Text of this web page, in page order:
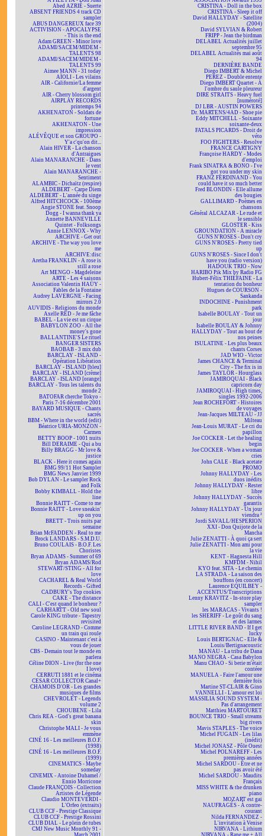
Abed AZRIÉ - Suerte
ABSENT FRIENDS 4 track CD
sampler
ABUS DANGEREUX face 39
ACTIVISION - APOCALYPSE
- This is the end
Adam GREEN - Minor love
ADAMI/SACEM/MIDEM -
TALENTS 98
ADAMI/SACEM/MIDEM -
TALENTS 99
Aimee MANN - 31 today
AÏOLI - Les vilains
AIR - Californie/La femme
d'argent
AIR - Cherry blossom girl
AIRPLAY RECORDS
printemps 94
AKHENATON - Soldats de
fortune
AKHENATON - Une
impression
ALÉVÊQUE et son GROUPO -
Y'a c'qu'on dit...
Alain HIVER - La chanson
d'Antraigues
Alain MANARANCHE - Dans
le vent
Alain MANARANCHE -
Sentiment
ALAMBIC - Dichaïtz (respire)
ALDEBERT - Carpe Diem
ALDEBERT - L'année du singe
Alfred HITCHCOCK - 100ème
Angie STONE feat. Snoop
Dogg - I wanna thank ya
Annette BANNEVILLE
Quintet - Folksongs
Annie LENNOX - Why
ARCHIVE - Get out
ARCHIVE - The way you love
me
ARCHIVE:disc
Aretha FRANKLIN - A rose is
still a rose
Art MENGO - Magdeleine
ARTE - Les 4 saisons
Association Valentin HAÜY -
Fables de la Fontaine
Audrey LAVERGNE - Facing
mirrors 2.0
AUVIDIS - Religions du monde
Axelle RED - Je me fâche
BABEL - La vie est un cirque
BABYLON ZOO - All the
money's gone
BALLANTINE'S Le rituel
BANGER SISTERS
BAOBAB - 3 mix dub
BARCLAY - ISLAND -
Opération Libération
BARCLAY - ISLAND [bleu]
BARCLAY - ISLAND [crème]
BARCLAY - ISLAND [orange]
BARCLAY - Tous les talents du
monde 2
BATOFAR cherche Tokyo -
Paris 7-16 décembre 2001
BAYARD MUSIQUE - Chants
sacrés
BBM - Where in the world (edit)
Béatrice URIA-MONZON -
Carmen
BETTY BOOP - 1001 nuits
Bill DERAIME - Qui a bu
Billy BRAGG - Mr love &
justice
BLACK - Here it comes again
BMG 99/11 Hot Sampler
BMG News Janvier 1999
Bob DYLAN - Le sampler Rock
and Folk
Bobby KIMBALL - Hold the
line
Bonnie RAITT - Come to me
Bonnie RAITT - Love sneakin'
up on you
BRETT - Trois nuits par
semaine
Brian McFADDEN - Real to me
Brock LANDARS - S.M.D.U.
Bruno COULAIS - B.O.F. Les
Choristes
Bryan ADAMS - Summer of 69
Bryan ADAMS/Rod
STEWART/STING - All for
love
CACHAREL & Real World
Records - Gifted
CADBURY's Top cookies
CAKE - The distance
CALI - C'est quand le bonheur ?
CARHARTT - Old new soul
Carole KING tribute - Tapestry
revisited
Caroline LEGRAND - Comme
un train qui roule
CASINO - Maintenant c'est à
vous de jouer
CBS - Demain tout le monde en
parlera
Céline DION - Live (for the one
I love)
CERRUTI 1881 et le cinéma
CESAR COLLECTOR Canal+
CHAMOIS D'OR - Les grandes
musiques de films
CHEVROLET - Legends
volume 2
CHOUBENE - Lila
Chris REA - God's great banana
skin
Christophe MALI - Je vous
emmène
CINÉ 16 - Les meilleures B.O.F.
(1998)
CINÉ 16 - Les meilleures B.O.F.
(1999)
CINEMATICS - Maybe
someday
CINEMIX - Antoine Duhamel /
Ennio Morricone
Claude FRANÇOIS - Collection
Artistes de Légende
Claudio MONTEVERDI -
L'Orfeo (extraits)
CLUB CCF - Prestige Classique
CLUB CCF - Prestige Rossini
CLUB DIAL - Le plein de tubes
CMJ New Music Monthly 91 -
March 2001
CRISTINA - Doll in the box
CRISTINA - Sleep it off
David HALLYDAY - Satellite
(2004)
David SYLVIAN & Robert
FRIPP - Jean the birdman
DELABEL Actualités juillet
septembre 95
DELABEL Actualités mai août
94
DERNIÈRE BANDE
Diego IMBERT & Michel
PEREZ - Double entente
Diego IMBERT Quartet - À
l'ombre du saule pleureur
DIRE STRAITS - Heavy fuel
[numéroté]
DJ LBR - AUSTIN POWERS
Dr. MARTENS/4AD - Shoe pie
Eddy MITCHELL - Soixante
soixante-deux
FATALS PICARDS - Droit de
véto
FOO FIGHTERS - Resolve
FRANCE CARTIGNY
Françoise HARDY - Modes
d'emploi
Frank SINATRA & BONO - I've
got you under my skin
FRANZ FERDINAND - You
could have it so much better
Fred BLONDIN - Elle allume
des bougies
GALLIMARD - Poèmes en
chansons
Général ALCAZAR - Le rude et
le sensible
GLOSTER - Kiss
GROUNDATION - A miracle
GUNS N'ROSES - Don't cry
GUNS N'ROSES - Pretty tied
up
GUNS N'ROSES - Since I don't
have you (radio version)
HADOUK TRIO - Now
HARIBO Pik Mix by Radio FG
Hubert-Félix THIÉFAINE - La
tentation du bonheur
Hugues de COURSON -
Sankanda
INDOCHINE - Punishment
park
Isabelle BOULAY - Tout un
jour
Isabelle BOULAY & Johnny
HALLYDAY - Tout au bout de
nos peines
ISULATINE - Les plus beaux
chants Corses
JAD WIO - Victor
James CHANCE & Terminal
City - The fix is in
James TAYLOR - Hourglass
JAMIROQUAI - Black
capricorn day
JAMIROQUAI - High times,
singles 1992-2006
Jean ROCHEFORT - Histoires
de voyages
Jean-Jacques MILTEAU - JJ
Milteau
Jean-Louis MURAT - Le cri du
papillon
Joe COCKER - Let the healing
begin
Joe COCKER - When a woman
cries
John CALE - Black acetate
PROMO
Johnny HALLYDAY - Les
duos inédits
Johnny HALLYDAY - Rester
libre
Johnny HALLYDAY - Succès
garantis
Johnny HALLYDAY - Un jour
viendra ²
Jordi SAVALL/HESPERION
XXI - Don Quijote de la
Mancha
Julie ZENATTI - À quoi ça sert
Julie ZENATTI - Mon ami pour
la vie
KENT - Hagnesta Hill
KMFDM - Nihil
KYO feat. SITA - Le chemin
LA STRADA - La saison des
bouffons (en concert)
Laurence EQUILBEY -
ACCENTUS/Transcriptions
Lenny KRAVITZ - In-store play
sampler
les MARACAS - Vivants !
les SHERIFF - Le goût du sang
et des larmes
LITTLE RIVER BAND - If I get
lucky
Louis BERTIGNAC - Elle &
Louis/Bertignacoustic
MANAU - La tribu de Dana
MANO NEGRA - Casa Babylon
Manu CHAO - Si berie m'était
contéee
MANUELA - Faire l'amour une
dernière fois
Martine ST-CLAIR & Gino
VANNELLI - L'amour est loi
MASSILIA SOUND SYSTEM -
Pas d'arrangement
Matthieu MARTOURET
BOUNCE TRIO - Small streams
big rivers
Mavis STAPLES - The voice
Michel FUGAIN - Les lilas
(inédit)
Michel JONASZ - Pôle Ouest
Michel POLNAREFF - Les
premières années
Michel SARDOU - Être et ne
pas avoir été
Michel SARDOU - Maudits
Français
MISS WHITE & the drunken
piano
MOZART est gai
NAUFRAGÉS - À contre-
courant
Nilda FERNANDEZ -
L'invitation à Venise
NIRVANA - Lithium
NIRVANA - Rape me + All